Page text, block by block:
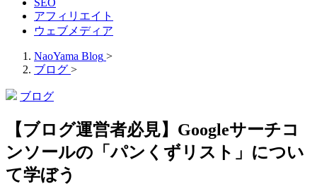
SEO
アフィリエイト
ウェブメディア
NaoYama Blog >
ブログ >
ブログ
【ブログ運営者必見】Googleサーチコ
ンソールの「パンくずリスト」につい
て学ぼう